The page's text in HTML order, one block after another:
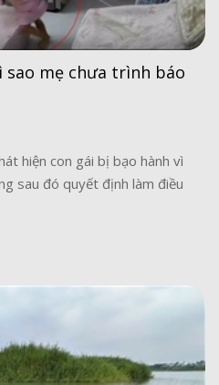
sao mẹ chưa trình báo
hiện con gái bị bạo hành vì
sau đó quyết định làm điều